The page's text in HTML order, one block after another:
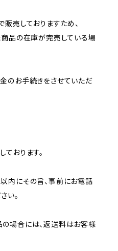
販売しておりますため、
品の在庫が完売している場
のお手続きをさせていただ
ております。
内にその旨、事前にお電話
い。
場合には、返送料はお客様